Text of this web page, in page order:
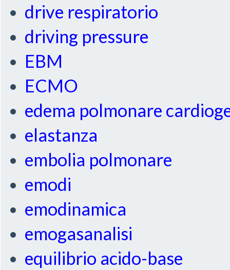
drive respiratorio
driving pressure
EBM
ECMO
edema polmonare
elastanza
embolia polmonare
emodi
emodinamica
emogasanalisi
equilibrio acido-base